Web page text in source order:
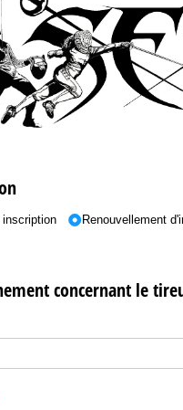
inscription Renouvellement
concernant le